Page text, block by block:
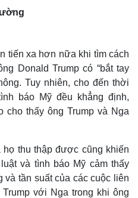
tiến xa hơn nữa khi tìm cách
Donald Trump có “bắt tay
Tuy nhiên, cho đến thời
báo Mỹ đều khẳng định,
cho thấy ông Trump và Nga
họ thu thập được cũng khiến
và tình báo Mỹ cảm thấy
và tần suất của các cuộc liên
với Nga trong khi ông